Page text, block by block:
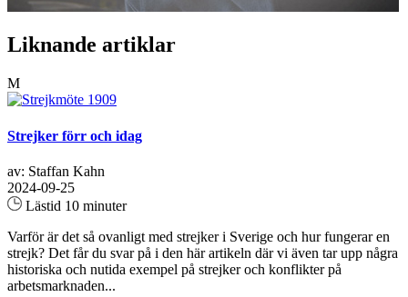
Liknande artiklar
M
Strejker förr och idag
av: Staffan Kahn
2024-09-25
Lästid 10 minuter
Varför är det så ovanligt med strejker i Sverige och hur fungerar en
strejk? Det får du svar på i den här artikeln där vi även tar upp några
historiska och nutida exempel på strejker och konflikter på
arbetsmarknaden...